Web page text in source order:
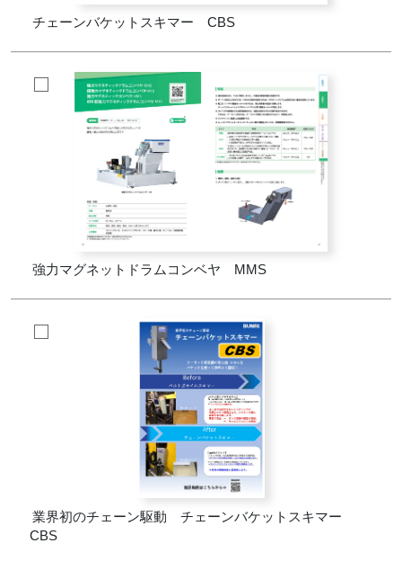
チェーンバケットスキマー CBS
強力マグネットドラムコンベヤ MMS
業界初のチェーン駆動 チェーンバケットスキマー
CBS